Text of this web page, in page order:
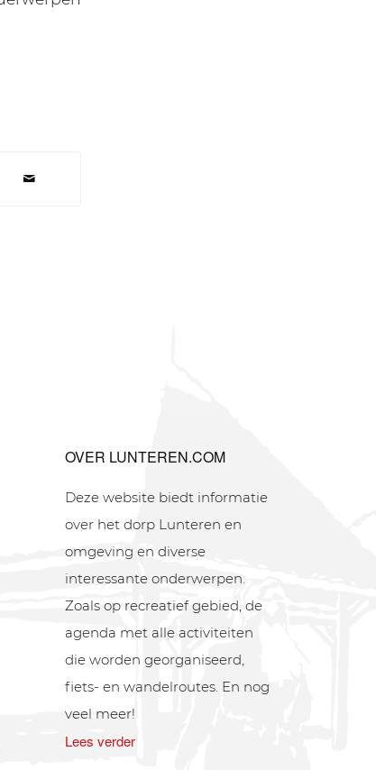
OVER LUNTEREN.COM
Deze website biedt informatie
over het dorp Lunteren en
omgeving en diverse
interessante onderwerpen.
Zoals op recreatief gebied, de
agenda met alle activiteiten
die worden georganiseerd,
fiets- en wandelroutes. En nog
veel meer!
Lees verder